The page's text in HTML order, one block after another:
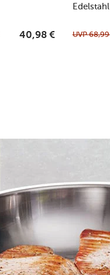
40,98 €
Edelstahl
UVP68,99